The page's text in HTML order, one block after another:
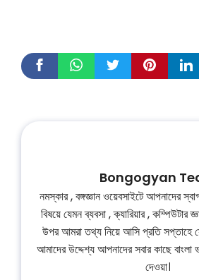
Bongogyan
নমস্কার , বঙ্গজ্ঞান ওয়েবসাইটে আপনাদের
বিষয়ে যেমন ব্যবসা , ক্যারিয়ার , কম্পিউটার
উপর আমরা তথ্য নিয়ে আসি প্রতি সপ্তাহে
আমাদের উদ্দেশ্য আপনাদের সবার কাছে
দেওয়া।